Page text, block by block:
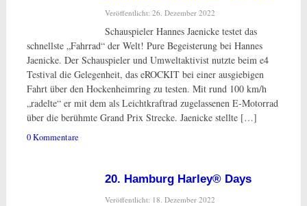
Veröffentlicht: 26. Dezember 2022
Schauspieler Hannes Jaenicke testet das
schnellste „Fahrrad“ der Welt! Pure Begeisterung bei Hannes
Jaenicke. Der Schauspieler und Umweltaktivist nutzte beim e4
Testival die Gelegenheit, das eROCKIT bei einer ausgiebigen
Fahrt über den Hockenheimring zu testen. Mit rund 100 km/h
„radelte“ er mit dem als Leichtkraftrad zugelassenen E-Motorrad
über die berühmte Grand Prix Strecke. Jaenicke stellte […]
0 Kommentare
20. Hamburg Harley® Days
Veröffentlicht: 18. Dezember 2022